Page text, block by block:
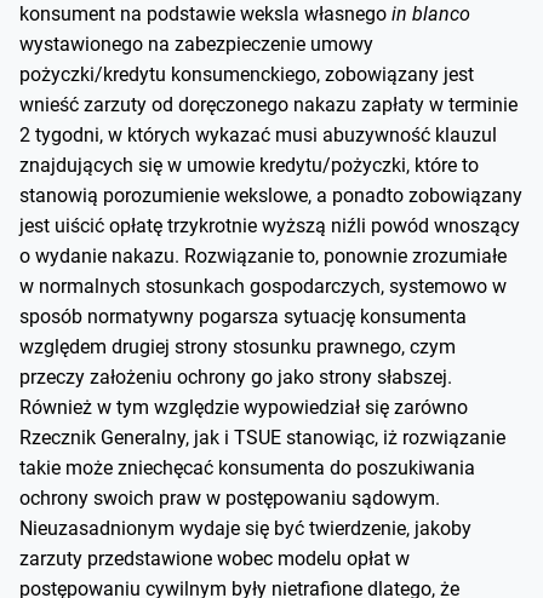
konsument na podstawie weksla własnego in blanco
wystawionego na zabezpieczenie umowy
pożyczki/kredytu konsumenckiego, zobowiązany jest
wnieść zarzuty od doręczonego nakazu zapłaty w terminie
2 tygodni, w których wykazać musi abuzywność klauzul
znajdujących się w umowie kredytu/pożyczki, które to
stanowią porozumienie wekslowe, a ponadto zobowiązany
jest uiścić opłatę trzykrotnie wyższą niźli powód wnoszący
o wydanie nakazu. Rozwiązanie to, ponownie zrozumiałe
w normalnych stosunkach gospodarczych, systemowo w
sposób normatywny pogarsza sytuację konsumenta
względem drugiej strony stosunku prawnego, czym
przeczy założeniu ochrony go jako strony słabszej.
Również w tym względzie wypowiedział się zarówno
Rzecznik Generalny, jak i TSUE stanowiąc, iż rozwiązanie
takie może zniechęcać konsumenta do poszukiwania
ochrony swoich praw w postępowaniu sądowym.
Nieuzasadnionym wydaje się być twierdzenie, jakoby
zarzuty przedstawione wobec modelu opłat w
postępowaniu cywilnym były nietrafione dlatego, że